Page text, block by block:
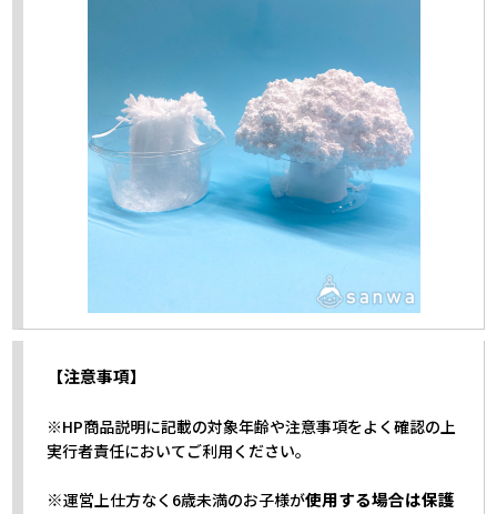
【注意事項】
※HP商品説明に記載の対象年齢や注意事項をよく確認の上
実行者責任においてご利用ください。
※運営上仕方なく6歳未満のお子様が使用する場合は保護